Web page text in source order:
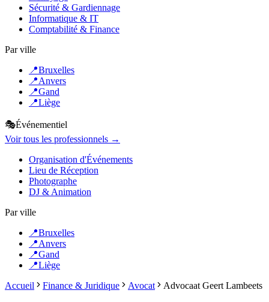
Sécurité & Gardiennage
Informatique & IT
Comptabilité & Finance
Par ville
📍Bruxelles
📍Anvers
📍Gand
📍Liège
🎭Événementiel
Voir tous les professionnels →
Organisation d'Événements
Lieu de Réception
Photographe
DJ & Animation
Par ville
📍Bruxelles
📍Anvers
📍Gand
📍Liège
Accueil
Finance & Juridique Avocat Advocaat Geert Lambeets